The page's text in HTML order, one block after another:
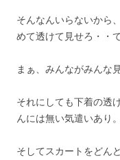
そんなんいらないから
めて透けて見せろ・・
まぁ、みんながみんな
それにしても下着の透
んには無い気遣いあり。
そしてスカートをどん